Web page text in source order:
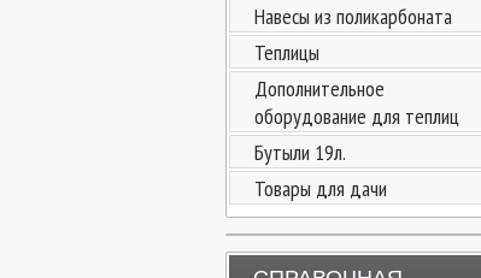
Навесы из поликарбоната
Теплицы
Дополнительное
оборудование для теплиц
Бутыли 19л.
Товары для дачи